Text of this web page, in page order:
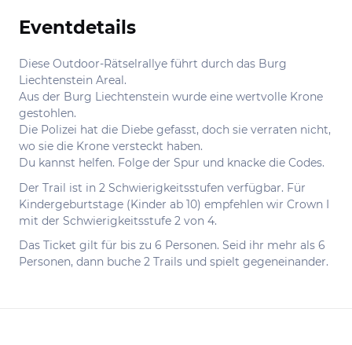
Informationen
Eventdetails
Diese Outdoor-Rätselrallye führt durch das Burg
Liechtenstein Areal.
Aus der Burg Liechtenstein wurde eine wertvolle Krone
gestohlen.
Die Polizei hat die Diebe gefasst, doch sie verraten nicht,
wo sie die Krone versteckt haben.
Du kannst helfen. Folge der Spur und knacke die Codes.
Der Trail ist in 2 Schwierigkeitsstufen verfügbar. Für
Kindergeburtstage (Kinder ab 10) empfehlen wir Crown I
mit der Schwierigkeitsstufe 2 von 4.
Das Ticket gilt für bis zu 6 Personen. Seid ihr mehr als 6
Personen, dann buche 2 Trails und spielt gegeneinander.